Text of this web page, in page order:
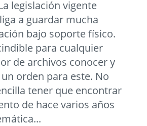
legislación vigente
a guardar mucha
bajo soporte físico.
para cualquier
de archivos conocer y
orden para este. No
tener que encontrar
de hace varios años